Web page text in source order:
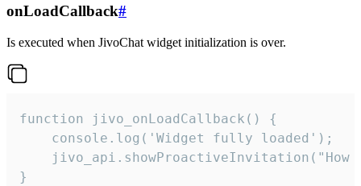
onLoadCallback#
Is executed when JivoChat widget initialization is over.
function jivo_onLoadCallback() {
    console.log('Widget fully loaded');
jivo_api.showProactiveInvitation("How
}